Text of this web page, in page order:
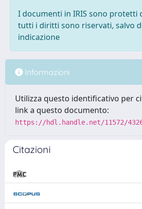
I documenti in IRIS sono protetti
tutti i diritti sono riservati, salvo
indicazione
Informazioni
Utilizza questo identificativo per
link a questo documento:
https://hdl.handle.net/11572/
Citazioni